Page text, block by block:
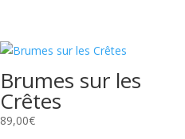
Brumes sur les
Crêtes
89,00€